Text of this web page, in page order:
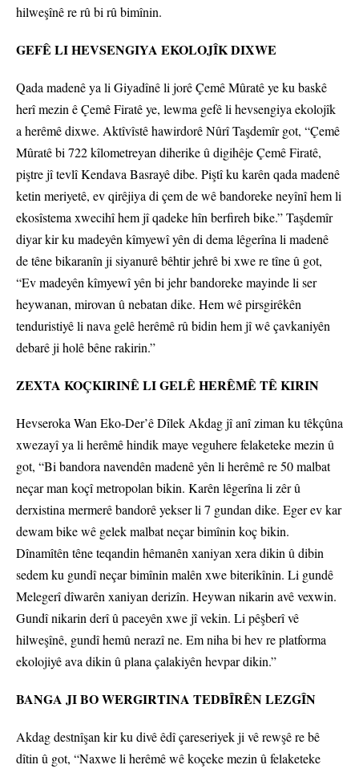
hilweşînê re rû bi rû bimînin.
GEFÊ LI HEVSENGIYA EKOLOJÎK DIXWE
Qada madenê ya li Giyadînê li jorê Çemê Mûratê ye ku baskê
herî mezin ê Çemê Firatê ye, lewma gefê li hevsengiya ekolojîk
a herêmê dixwe. Aktîvîstê hawirdorê Nûrî Taşdemîr got, “Çemê
Mûratê bi 722 kîlometreyan diherike û digihêje Çemê Firatê,
piştre jî tevlî Kendava Basrayê dibe. Piştî ku karên qada madenê
ketin meriyetê, ev qirêjiya di çem de wê bandoreke neyînî hem li
ekosîstema xwecihî hem jî qadeke hîn berfireh bike.” Taşdemîr
diyar kir ku madeyên kîmyewî yên di dema lêgerîna li madenê
de têne bikaranîn ji siyanurê bêhtir jehrê bi xwe re tîne û got,
“Ev madeyên kîmyewî yên bi jehr bandoreke mayinde li ser
heywanan, mirovan û nebatan dike. Hem wê pirsgirêkên
tenduristiyê li nava gelê herêmê rû bidin hem jî wê çavkaniyên
debarê ji holê bêne rakirin.”
ZEXTA KOÇKIRINÊ LI GELÊ HERÊMÊ TÊ KIRIN
Hevseroka Wan Eko-Der’ê Dîlek Akdag jî anî ziman ku têkçûna
xwezayî ya li herêmê hindik maye veguhere felaketeke mezin û
got, “Bi bandora navendên madenê yên li herêmê re 50 malbat
neçar man koçî metropolan bikin. Karên lêgerîna li zêr û
derxistina mermerê bandorê yekser li 7 gundan dike. Eger ev kar
dewam bike wê gelek malbat neçar bimînin koç bikin.
Dînamîtên têne teqandin hêmanên xaniyan xera dikin û dibin
sedem ku gundî neçar bimînin malên xwe biterikînin. Li gundê
Melegerî dîwarên xaniyan derizîn. Heywan nikarin avê vexwin.
Gundî nikarin derî û paceyên xwe jî vekin. Li pêşberî vê
hilweşînê, gundî hemû nerazî ne. Em niha bi hev re platforma
ekolojiyê ava dikin û plana çalakiyên hevpar dikin.”
BANGA JI BO WERGIRTINA TEDBÎRÊN LEZGÎN
Akdag destnîşan kir ku divê êdî çareseriyek ji vê rewşê re bê
dîtin û got, “Naxwe li herêmê wê koçeke mezin û felaketeke